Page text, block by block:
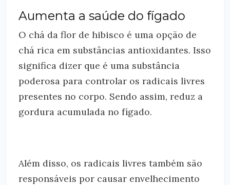
Aumenta a saúde do fígado
O chá da flor de hibisco é uma opção de
chá rica em substâncias antioxidantes. Isso
significa dizer que é uma substância
poderosa para controlar os radicais livres
presentes no corpo. Sendo assim, reduz a
gordura acumulada no fígado.
Além disso, os radicais livres também são
responsáveis por causar envelhecimento